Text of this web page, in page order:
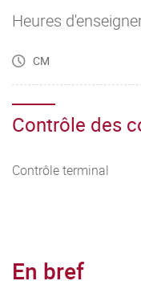
Heures
CM
Contrôle des
Contrôle terminal
En bref